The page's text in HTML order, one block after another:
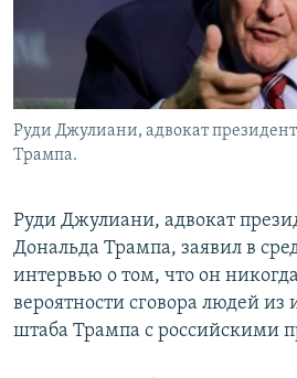
Руди Джулиани, адвокат
Трампа.
Руди Джулиани, адвокат
Дональда Трампа, заявил в
интервью о том, что он
вероятности сговора людей из
штаба Трампа с российскими